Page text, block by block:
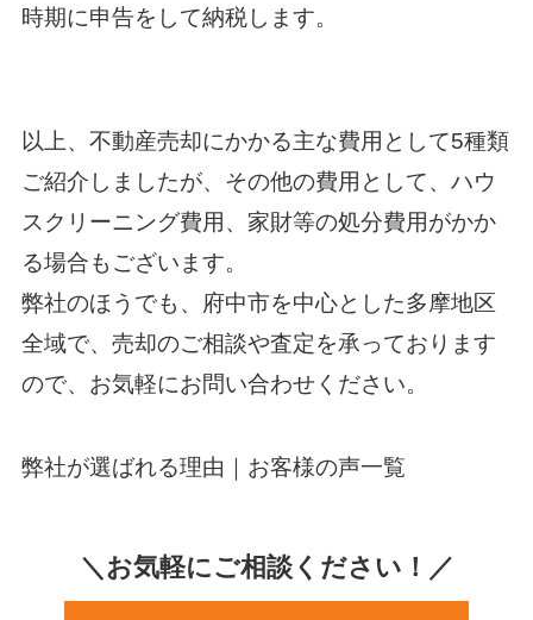
時期に申告をして納税します。
以上、不動産売却にかかる主な費用として5種類
ご紹介しましたが、その他の費用として、ハウ
スクリーニング費用、家財等の処分費用がかか
る場合もございます。
弊社のほうでも、府中市を中心とした多摩地区
全域で、売却のご相談や査定を承っております
ので、お気軽にお問い合わせください。
弊社が選ばれる理由｜ お客様の声一覧
＼お気軽にご相談ください！／